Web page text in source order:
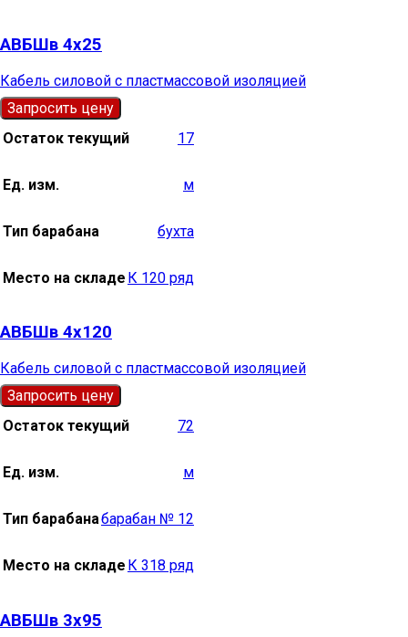
АВБШв 4х25
Кабель силовой с пластмассовой изоляцией
Запросить цену
Остаток текущий
17
Ед. изм. м
Тип барабана бухта
Место на складе К 120 ряд
АВБШв 4х120
Кабель силовой с пластмассовой изоляцией
Запросить цену
Остаток текущий
72
Ед. изм. м
Тип барабанабарабан № 12
Место на складе К 318 ряд
АВБШв 3х95